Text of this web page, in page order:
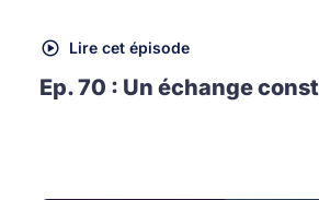
Lire cet épisode
Ep. 70 : Un échange